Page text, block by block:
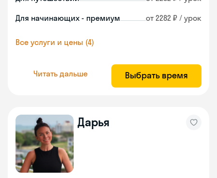
Для начинающих - премиум от 2282 ₽ / урок
Все услуги и цены (4)
Читать дальше Выбрать время
Дарья